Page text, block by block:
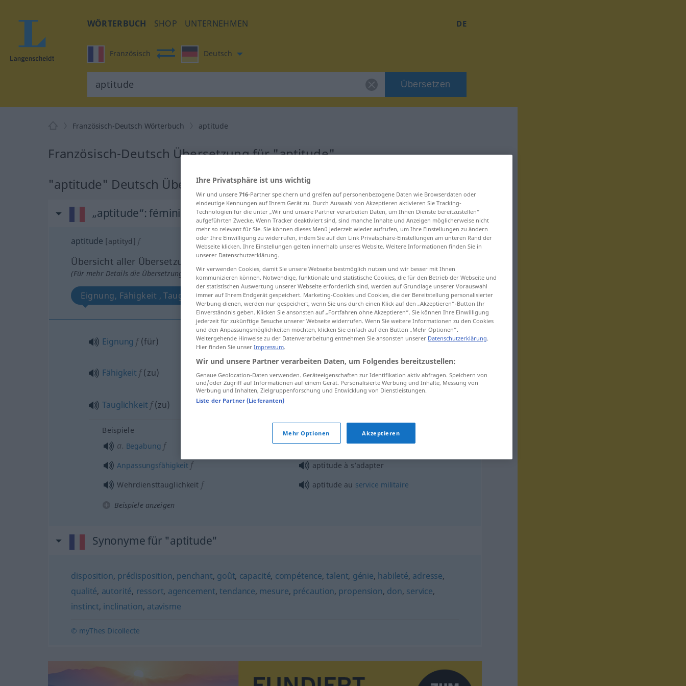
WÖRTERBUCH SHOP UNTERNEHMEN DE
Französisch Deutsch
Übersetzen
Französisch-Deutsch Wörterbuch aptitude
Französisch-Deutsch Übersetzung für "aptitude"
"aptitude" Deutsch Übersetzung
„aptitude“: féminin
aptitude [aptityd] f
Übersicht aller Übersetzungen
(Für mehr Details die Übersetzung anklicken/antippen)
Eignung, Fähigkeit , Tauglichkeit
Eignung f (für) aptitude à, pour
Fähigkeit f(zu) aptitudea. JUR
Tauglichkeit f(zu)
Beispiele
a. Begabung f aptitudes pl
Anpassungsfähigkeitf
aptitude à s’adapter
Wehrdiensttauglichkeit f aptitude au service militaire
Beispiele anzeigen
Synonyme für "aptitude"
disposition, prédisposition, penchant, goût, capacité, compétence,talent, génie, habileté, adresse,
qualité, autorité, ressort, agencement,tendance, mesure, précaution, propension, don, service,
instinct, inclination, atavisme
© myThes Dicollecte
Ihre Privatsphäre ist uns wichtig
Wir und unsere 716-Partner speichern und greifen auf personenbezogene Daten wie Browserdaten oder
eindeutige Kennungen auf Ihrem Gerät zu. Durch Auswahl von Akzeptieren aktivieren Sie Tracking-
Technologien für die unter „Wir und unsere Partner verarbeiten Daten, um Ihnen Dienste bereitzustellen“
aufgeführten Zwecke. Wenn Tracker deaktiviert sind, sind manche Inhalte und Anzeigen möglicherweise nicht
mehr so relevant für Sie. Sie können dieses Menü jederzeit wieder aufrufen, um Ihre Einstellungen zu ändern
oder Ihre Einwilligung zu widerrufen, indem Sie auf den Link Privatsphäre-Einstellungen am unteren Rand der
Webseite klicken. Ihre Einstellungen gelten innerhalb unseres Website. Weitere Informationen finden Sie in
unserer Datenschutzerklärung.
Wir verwenden Cookies, damit Sie unsere Webseite bestmöglich nutzen und wir besser mit Ihnen
kommunizieren können. Notwendige, funktionale und statistische Cookies, die für den Betrieb der Webseite und
der statistischen Auswertung unserer Webseite erforderlich sind, werden auf Grundlage unserer Vorauswahl
immer auf Ihrem Endgerät gespeichert. Marketing-Cookies und Cookies, die der Bereitstellung personalisierter
Werbung dienen, werden nur gespeichert, wenn Sie uns durch einen Klick auf den „Akzeptieren“-Button Ihr
Einverständnis geben. Klicken Sie ansonsten auf „Fortfahren ohne Akzeptieren“. Sie können Ihre Einwilligung
jederzeit für zukünftige Besuche unserer Webseite widerrufen. Wenn Sie weitere Informationen zu den Cookies
und den Anpassungsmöglichkeiten möchten, klicken Sie einfach auf den Button „Mehr Optionen“.
Weitergehende Hinweise zu der Datenverarbeitung entnehmen Sie ansonsten unserer Datenschutzerklärung.
Hier finden Sie unser Impressum.
Wir und unsere Partner verarbeiten Daten, um Folgendes bereitzustellen:
Genaue Geolocation-Daten verwenden. Geräteeigenschaften zur Identifikation aktiv abfragen. Speichern von
und/oder Zugriff auf Informationen auf einem Gerät. Personalisierte Werbung und Inhalte, Messung von
Werbung und Inhalten, Zielgruppenforschung und Entwicklung von Dienstleistungen.
Liste der Partner (Lieferanten)
Mehr Optionen Akzeptieren